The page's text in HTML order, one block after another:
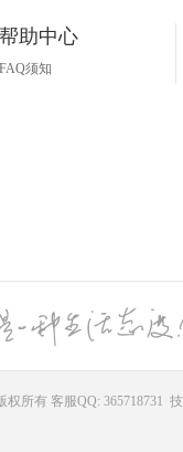
帮助中心
FAQ须知
权所有 客服QQ: 365718731